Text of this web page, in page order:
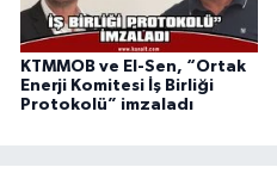
KTMMOB ve El-Sen, “Ortak
Enerji Komitesi İş Birliği
Protokolü” imzaladı